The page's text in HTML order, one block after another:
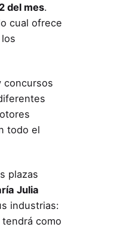
del mes.
cual ofrece
concursos
todo el
plazas
Julia
industrias:
como